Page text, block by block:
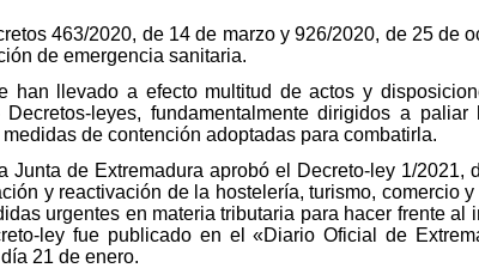
463/2020, de 14 de marzo y 926/2020, de 25 de
de emergencia sanitaria.
han llevado a efecto multitud de actos y
leyes, fundamentalmente dirigidos a
de contención adoptadas para combatirla.
Junta de Extremadura aprobó el Decreto-ley 1/2021,
y reactivación de la hostelería, turismo, comercio
urgentes en materia tributaria para hacer frente al
ley fue publicado en el «Diario Oficial de
21 de enero.